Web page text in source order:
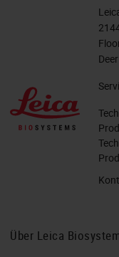
Über Leica